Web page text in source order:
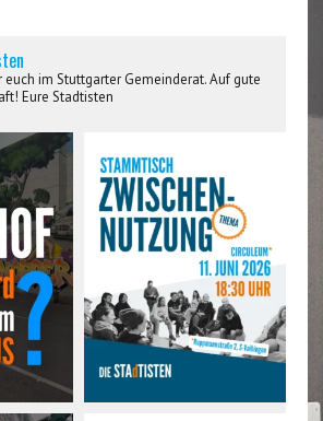
euch im Stuttgarter Gemeinderat. Auf gute
Eure Stadtisten